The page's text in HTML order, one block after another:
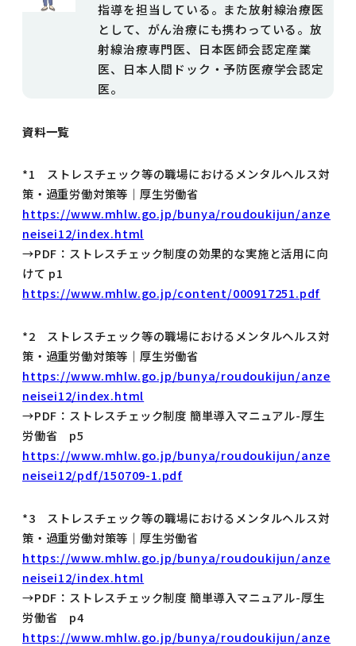
指導を担当している。また放射線治療医
として、がん治療にも携わっている。放
射線治療専門医、日本医師会認定産業
医、日本人間ドック・予防医療学会認定
医。
資料一覧
*1 ストレスチェック等の職場におけるメンタルヘルス対
策・過重労働対策等｜厚生労働省
https://www.mhlw.go.jp/bunya/roudoukijun/anze
neisei12/index.html
→PDF：ストレスチェック制度の効果的な実施と活用に向
けて p1
https://www.mhlw.go.jp/content/000917251.pdf
*2 ストレスチェック等の職場におけるメンタルヘルス対
策・過重労働対策等｜厚生労働省
https://www.mhlw.go.jp/bunya/roudoukijun/anze
neisei12/index.html
→PDF：ストレスチェック制度 簡単導入マニュアル-厚生
労働省 p5
https://www.mhlw.go.jp/bunya/roudoukijun/anze
neisei12/pdf/150709-1.pdf
*3 ストレスチェック等の職場におけるメンタルヘルス対
策・過重労働対策等｜厚生労働省
https://www.mhlw.go.jp/bunya/roudoukijun/anze
neisei12/index.html
→PDF：ストレスチェック制度 簡単導入マニュアル-厚生
労働省 p4
https://www.mhlw.go.jp/bunya/roudoukijun/anze